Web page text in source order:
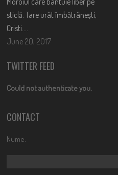
sticlă. Tare urât îmbătrânești,
Cristi….
June 20, 2017
TWITTER FEED
Could not authenticate you.
CONTACT
Nume: